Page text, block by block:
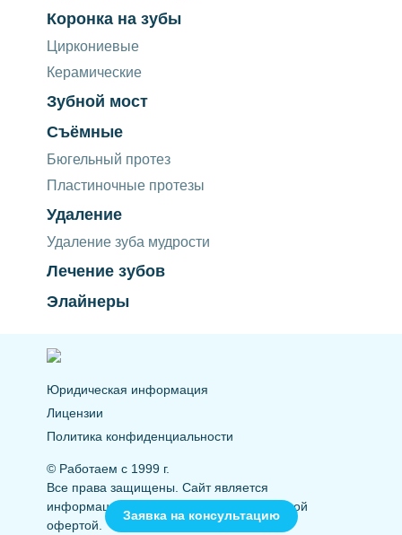
Коронка на зубы
Циркониевые
Керамические
Зубной мост
Съёмные
Бюгельный протез
Пластиночные протезы
Удаление
Удаление зуба мудрости
Лечение зубов
Элайнеры
Юридическая информация
Лицензии
Политика конфиденциальности
© Работаем с 1999 г.
Все права защищены. Сайт является
информационным и не является публичной
офертой.
Заявка на консультацию